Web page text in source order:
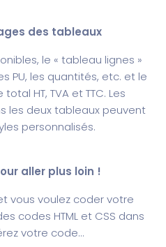
des tableaux
le « tableau lignes »
PU, les quantités, etc. et le
HT, TVA et TTC. Les
les deux tableaux peuvent
personnalisés.
aller plus loin !
vous voulez coder votre
codes HTML et CSS dans
votre code…